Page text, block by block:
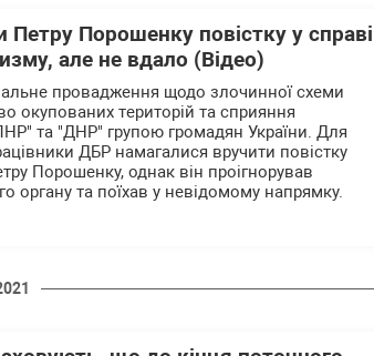
Порошенку повістку у справі
але не вдало (Відео)
провадження щодо злочинної схеми
окупованих територій та сприяння
та "ДНР" групою громадян України. Для
ДБР намагалися вручити повістку
Порошенку, однак він проігнорував
органу та поїхав у невідомому напрямку.